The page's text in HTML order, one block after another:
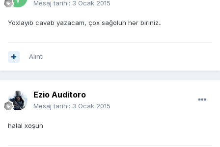
Mesaj tarihi: 3 Ocak 2015
Yoxlayıb cavab yazacam, çox sağolun hər biriniz..
Alıntı
Ezio Auditoro
Mesaj tarihi: 3 Ocak 2015
halal xoşun